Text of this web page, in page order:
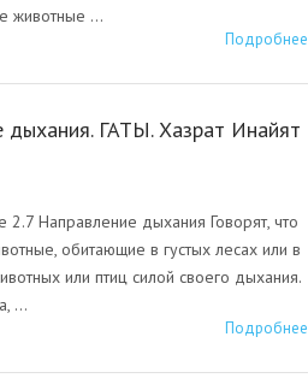
животные …
Подробнее
дыхания. ГАТЫ. Хазрат Инайят
2.7 Направление дыхания Говорят, что
обитающие в густых лесах или в
или птиц силой своего дыхания.
…
Подробнее